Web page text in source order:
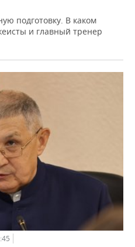
подготовку. В каком
и главный тренер